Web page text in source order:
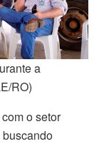
a
RO)
o setor